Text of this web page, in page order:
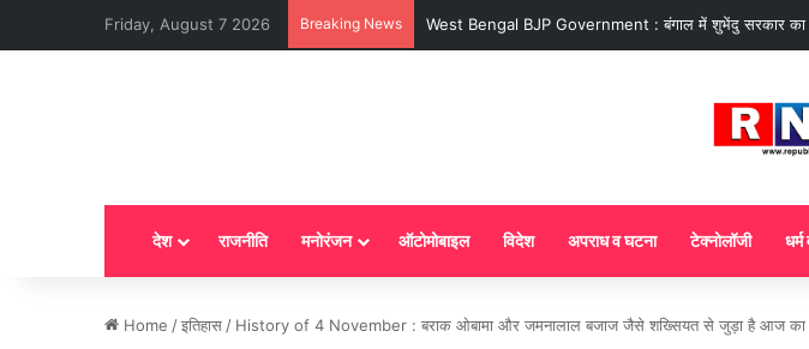
Friday, August 7 2026 Breaking News LPG New Rules : आज से गैस सिलेंडर के 5 नए नियम लागू! जानें
देश राजनीति मनोरंजन ऑटोमोबाइल विदेश अपराध व घटना टेक्नोलॉजी
Home /इतिहास / History of 4 November : बराक ओबामा और जमनालाल बजाज जैसे शख्सियत से जुड़ा है आज का